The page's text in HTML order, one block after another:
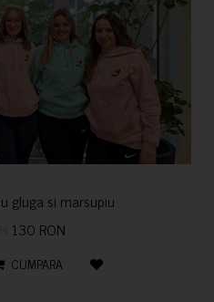
gluga si marsupiu
130 RON
CUMPARA